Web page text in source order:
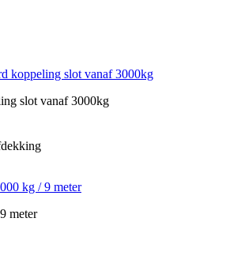
slot vanaf 3000kg
meter